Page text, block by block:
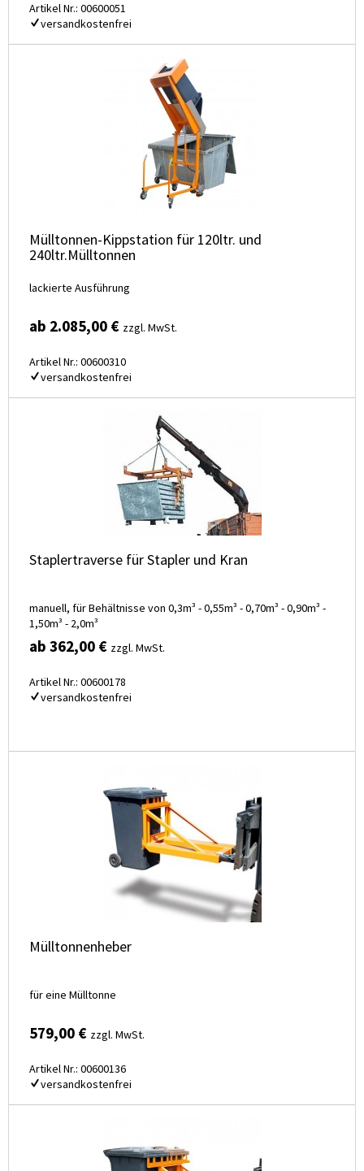
Artikel Nr.: 00600051
versandkostenfrei
Mülltonnen-Kippstation für 120ltr. und
240ltr.Mülltonnen
lackierte Ausführung
ab 2.085,00 € zzgl. MwSt.
Artikel Nr.: 00600310
versandkostenfrei
Staplertraverse für Stapler und Kran
manuell, für Behältnisse von 0,3m³ - 0,55m³ - 0,70m³ - 0,90m³ -
1,50m³ - 2,0m³
ab 362,00 € zzgl. MwSt.
Artikel Nr.: 00600178
versandkostenfrei
Mülltonnenheber
für eine Mülltonne
579,00 € zzgl. MwSt.
Artikel Nr.: 00600136
versandkostenfrei